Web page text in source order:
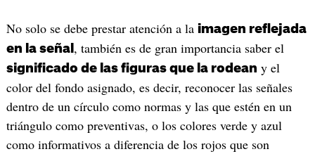
No solo se debe prestar atención a la imagen reflejada
en la señal , también es de gran importancia saber el
significado de las figuras que la rodean y el
color del fondo asignado, es decir, reconocer las señales
dentro de un círculo como normas y las que estén en un
triángulo como preventivas, o los colores verde y azul
como informativos a diferencia de los rojos que son